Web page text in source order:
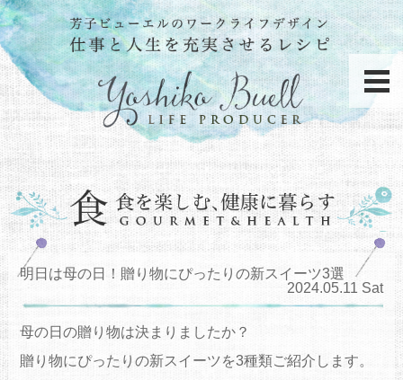
明日は母の日！贈り物にぴったりの新スイーツ3選
2024.05.11 Sat
母の日の贈り物は決まりましたか？
贈り物にぴったりの新スイーツを3種類ご紹介します。